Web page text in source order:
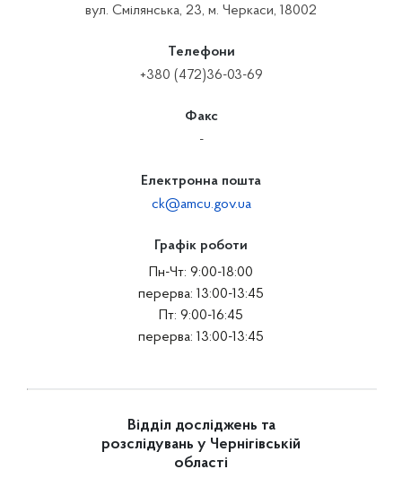
вул. Смілянська, 23, м. Черкаси, 18002
Телефони
+380 (472)36-03-69
Факс
-
Електронна пошта
ck@amcu.gov.ua
Графік роботи
Пн-Чт: 9:00-18:00
перерва: 13:00-13:45
Пт: 9:00-16:45
перерва: 13:00-13:45
Відділ досліджень та
розслідувань у Чернігівській
області